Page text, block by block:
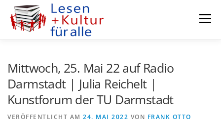
Inhalt
springen
Menü
PODCASTS KULTUR MEETS BUSINESS
Mittwoch, 25. Mai 22 auf Radio
Darmstadt | Julia Reichelt |
Kunstforum der TU Darmstadt
VERÖFFENTLICHT AM 24. MAI 2022 VON FRANK OTTO